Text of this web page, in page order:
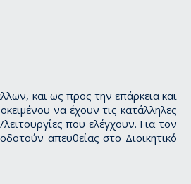
και ως προς την επάρκεια και
να έχουν τις κατάλληλες
που ελέγχουν. Για τον
απευθείας στο Διοικητικό